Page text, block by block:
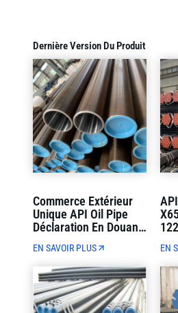
Dernière Version Du Produit
Commerce Extérieur
Unique API Oil Pipe
Déclaration En Douane
Conteneurs Livraison
Directe
EN SAVOIR PLUS EN